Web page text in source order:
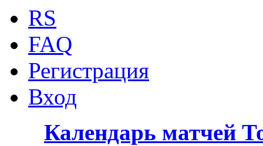
RS
FAQ
Регистрация
Вход
Календарь матчей